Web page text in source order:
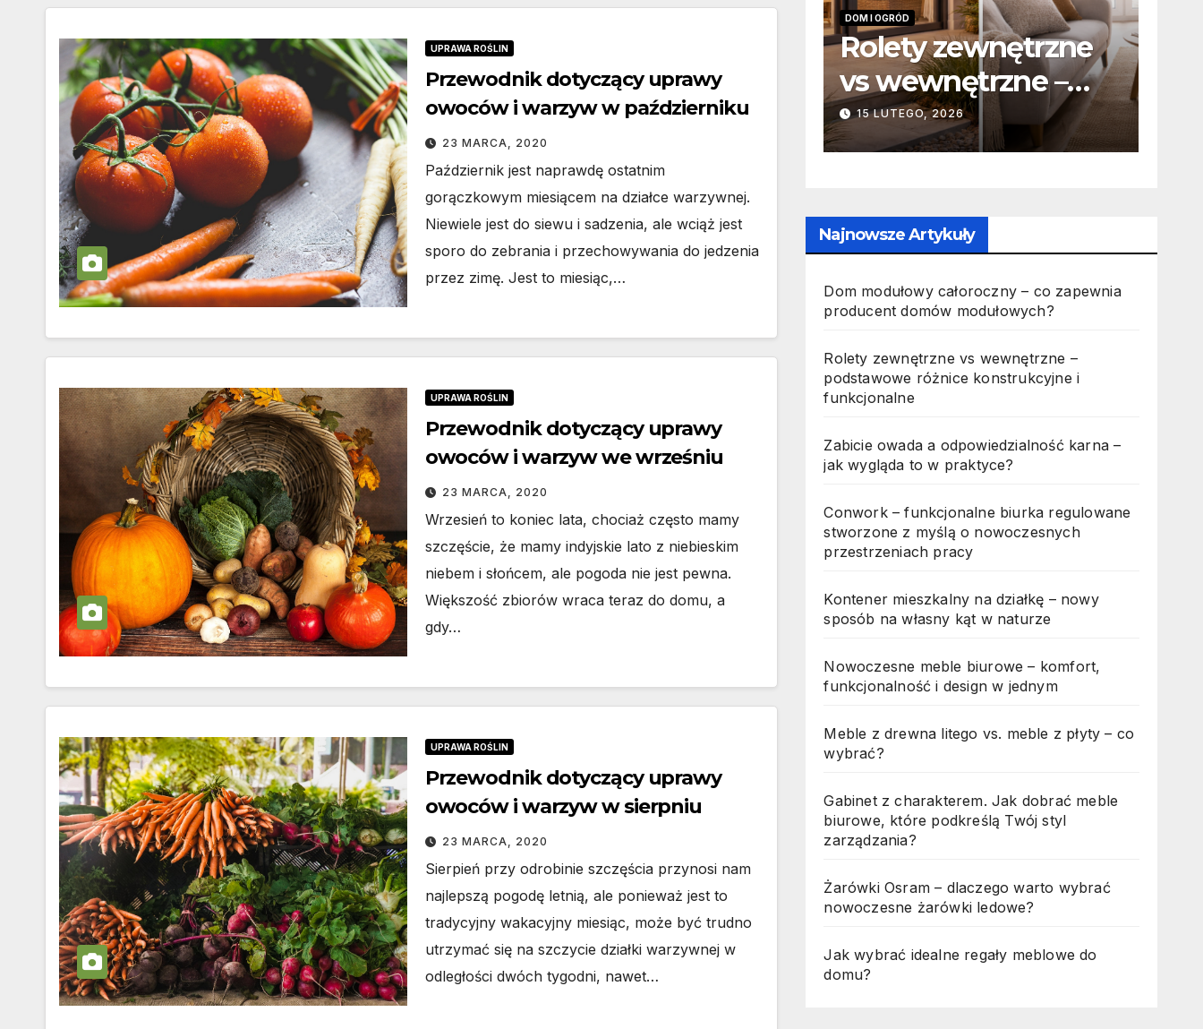
UPRAWA ROŚLIN
Przewodnik dotyczący uprawy
owoców i warzyw w październiku
23 MARCA, 2020
Październik jest naprawdę ostatnim
gorączkowym miesiącem na działce warzywnej.
Niewiele jest do siewu i sadzenia, ale wciąż jest
sporo do zebrania i przechowywania do jedzenia
przez zimę. Jest to miesiąc,…
UPRAWA ROŚLIN
Przewodnik dotyczący uprawy
owoców i warzyw we wrześniu
23 MARCA, 2020
Wrzesień to koniec lata, chociaż często mamy
szczęście, że mamy indyjskie lato z niebieskim
niebem i słońcem, ale pogoda nie jest pewna.
Większość zbiorów wraca teraz do domu, a
gdy…
UPRAWA ROŚLIN
Przewodnik dotyczący uprawy
owoców i warzyw w sierpniu
23 MARCA, 2020
Sierpień przy odrobinie szczęścia przynosi nam
najlepszą pogodę letnią, ale ponieważ jest to
tradycyjny wakacyjny miesiąc, może być trudno
utrzymać się na szczycie działki warzywnej w
odległości dwóch tygodni, nawet…
całoroczny – co
zapewnia producent
domów
modułowych?
30 LIPCA, 2026
DOM I OGRÓD
Rolety zewnętrzne
vs wewnętrzne –
podstawowe
różnice
funkcjonalne
15 LUTEGO, 2026
Najnowsze Artykuły
Dom modułowy całoroczny – co zapewnia
producent domów modułowych?
Rolety zewnętrzne vs wewnętrzne –
podstawowe różnice konstrukcyjne i
funkcjonalne
Zabicie owada a odpowiedzialność karna –
jak wygląda to w praktyce?
Conwork – funkcjonalne biurka regulowane
stworzone z myślą o nowoczesnych
przestrzeniach pracy
Kontener mieszkalny na działkę – nowy
sposób na własny kąt w naturze
Nowoczesne meble biurowe – komfort,
funkcjonalność i design w jednym
Meble z drewna litego vs. meble z płyty – co
wybrać?
Gabinet z charakterem. Jak dobrać meble
biurowe, które podkreślą Twój styl
zarządzania?
Żarówki Osram – dlaczego warto wybrać
nowoczesne żarówki ledowe?
Jak wybrać idealne regały meblowe do
domu?